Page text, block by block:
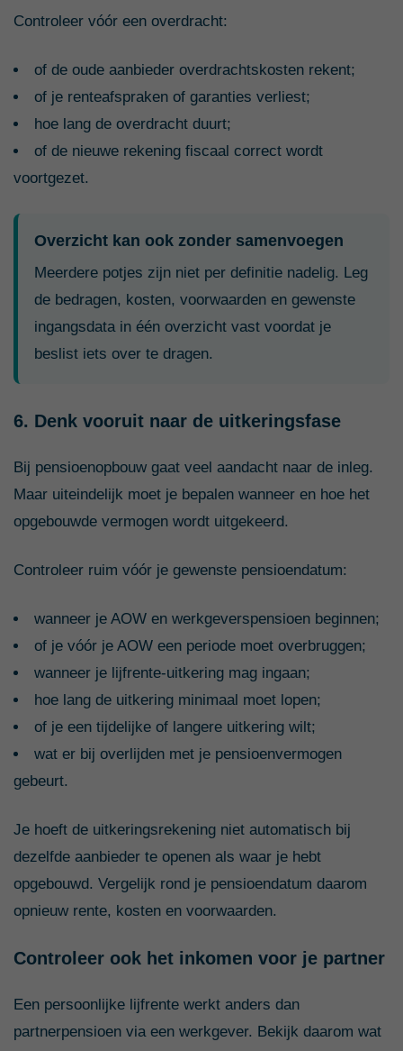
Controleer vóór een overdracht:
of de oude aanbieder overdrachtskosten rekent;
of je renteafspraken of garanties verliest;
hoe lang de overdracht duurt;
of de nieuwe rekening fiscaal correct wordt
voortgezet.
Overzicht kan ook zonder samenvoegen
Meerdere potjes zijn niet per definitie nadelig. Leg
de bedragen, kosten, voorwaarden en gewenste
ingangsdata in één overzicht vast voordat je
beslist iets over te dragen.
6. Denk vooruit naar de uitkeringsfase
Bij pensioenopbouw gaat veel aandacht naar de inleg.
Maar uiteindelijk moet je bepalen wanneer en hoe het
opgebouwde vermogen wordt uitgekeerd.
Controleer ruim vóór je gewenste pensioendatum:
wanneer je AOW en werkgeverspensioen beginnen;
of je vóór je AOW een periode moet overbruggen;
wanneer je lijfrente-uitkering mag ingaan;
hoe lang de uitkering minimaal moet lopen;
of je een tijdelijke of langere uitkering wilt;
wat er bij overlijden met je pensioenvermogen
gebeurt.
Je hoeft de uitkeringsrekening niet automatisch bij
dezelfde aanbieder te openen als waar je hebt
opgebouwd. Vergelijk rond je pensioendatum daarom
opnieuw rente, kosten en voorwaarden.
Controleer ook het inkomen voor je partner
Een persoonlijke lijfrente werkt anders dan
partnerpensioen via een werkgever. Bekijk daarom wat